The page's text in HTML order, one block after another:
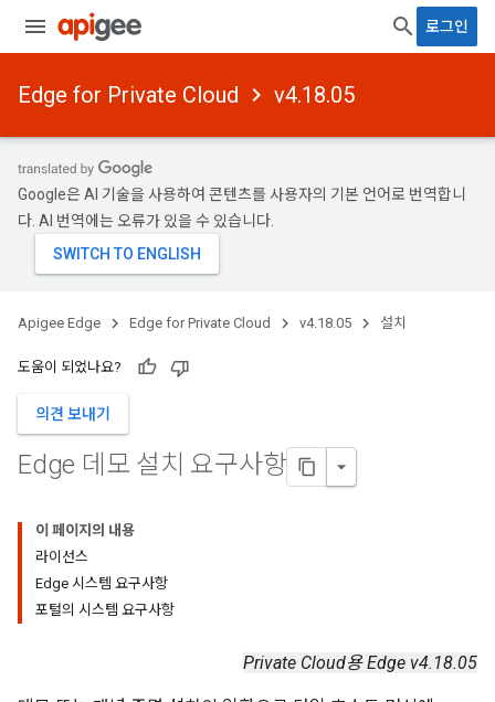
로그인
Edge for Private Cloud v4.18.05
Google은 AI 기술을 사용하여 콘텐츠를 사용자의 기본 언어로 번역합니
다. AI 번역에는 오류가 있을 수 있습니다.
Apigee Edge Edge for Private Cloud v4.18.05 설치
도움이 되었나요?
의견 보내기
Edge 데모 설치 요구사항
이 페이지의 내용
라이선스
Edge 시스템 요구사항
포털의 시스템 요구사항
Private Cloud용 Edge v4.18.05